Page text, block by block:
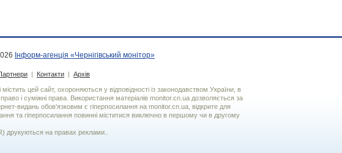
Інформ-агенція «Чернігівський монітор»
| Контакти | Архів
містить цей сайт, охороняються у відповідності із законодавством України, в
і суміжні права. Використання матерiалiв monitor.cn.ua дозволяється за
видань обов'язковим є гiперпосилання на monitor.cn.ua, відкрите для
та гіперпосилання повинні міститися виключно в першому чи в другому
друкуються на правах реклами..